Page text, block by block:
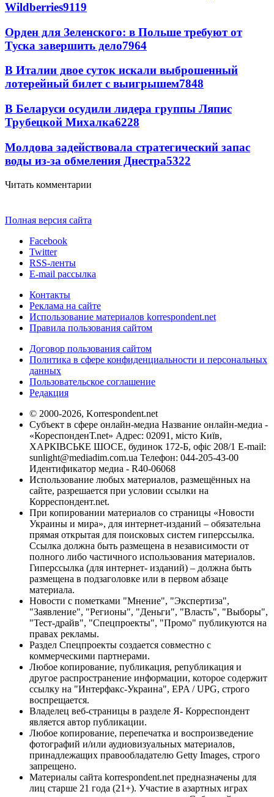
Wildberries9119
Орден для Зеленского: в Польше требуют от
Туска завершить дело7964
В Италии двое суток искали выброшенный
лотерейный билет с выигрышем7848
В Беларуси осудили лидера группы Ляпис
Трубецкой Михалка6228
Молдова задействовала стратегический запас
воды из-за обмеления Днестра5322
Читать комментарии
Полная версия сайта
Facebook
Twitter
RSS-ленты
E-mail рассылка
Контакты
Реклама на сайте
Использование материалов korrespondent.net
Правила пользования сайтом
Договор пользования сайтом
Политика в сфере конфиденциальности и персональных
данных
Пользовательское соглашение
Редакция
© 2000-2026, Korrespondent.net
Субъект в сфере онлайн-медиа Название онлайн-медиа -
«КореспонденТ.net» Адрес: 02091, місто Київ,
ХАРКІВСЬКЕ ШОСЕ, будинок 172-Б, офіс 208/1 E-mail:
sunlight@mediadim.com.ua Телефон: 044-205-43-00
Идентификатор медиа - R40-06068
Использование любых материалов, размещённых на
сайте, разрешается при условии ссылки на
Корреспондент.net.
При копировании материалов со страницы «Новости
Украины и мира», для интернет-изданий – обязательна
прямая открытая для поисковых систем гиперссылка.
Ссылка должна быть размещена в независимости от
полного либо частичного использования материалов.
Гиперссылка (для интернет- изданий) – должна быть
размещена в подзаголовке или в первом абзаце
материала.
Новости с пометками "Мнение", "Экспертиза",
"Заявление", "Регионы", "Деньги", "Власть", "Выборы",
"Тест-драйв", "Спецпроекты", "Промо" публикуются на
правах рекламы.
Раздел Спецпроекты создается совместно с
коммерческими партнерами.
Любое копирование, публикация, републикация и
другое распространение информации, которое содержит
ссылку на "Интерфакс-Украина", EPA / UPG, строго
воспрещается.
Владелец веб-страницы в разделе Я- Корреспондент
является автор публикации.
Любое копирование, перепечатка и воспроизведение
фотографий и/или аудиовизуальных материалов,
принадлежащих правообладателю Getty Images, строго
запрещено.
Материалы сайта korrespondent.net предназначены для
лиц старше 21 года (21+). Участие в азартных играх